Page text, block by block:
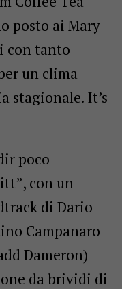
posto ai Mary
con tanto
un clima
stagionale. It’s
poco
con un
di Dario
Campanaro
Dameron)
da brividi di